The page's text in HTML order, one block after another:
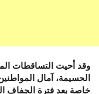
وقد أحيت التساقطات
الحسيمة، آمال
خاصة بعد فترة الجفاف